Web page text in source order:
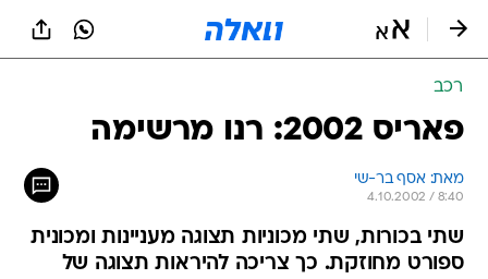
רכב
פאריס 2002: רנו מרשימה
מאת: אסף בר-שי
4.10.2002 / 8:40
שתי בכורות, שתי מכוניות תצוגה מעניינות ומכונית
ספורט מחוזקת. כך צריכה להיראות תצוגה של